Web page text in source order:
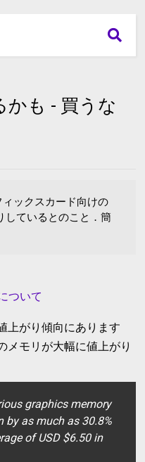
かも - 買うな
ックスカード向けの
しているとのこと．簡
ついて
上がり傾向にあります
メモリが大幅に値上がり
graphics memory
by as much as 30.8%
of USD $6.50 in